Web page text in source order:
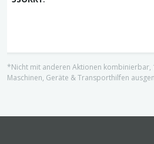
*Nicht mit anderen Aktionen kombinierbar,
Maschinen, Geräte & Transporthilfen